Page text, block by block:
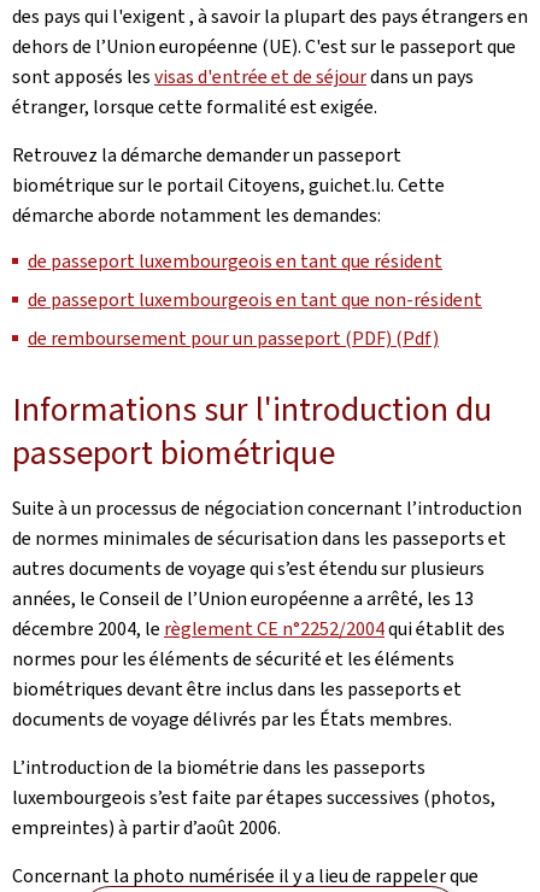
des pays qui l'exigent , à savoir la plupart des pays étrangers en
dehors de l’Union européenne (UE). C'est sur le passeport que
sont apposés lesvisas d'entrée et de séjourdans un pays
étranger, lorsque cette formalité est exigée.
Retrouvez la démarche demander un passeport
biométrique sur le portail Citoyens, guichet.lu. Cette
démarche aborde notamment les demandes:
de passeport luxembourgeois en tant que résident
de passeport luxembourgeois en tant que non-résident
de remboursement pour un passeport (PDF) (Pdf)
Informations sur l'introduction du
passeport biométrique
Suite à un processus de négociation concernant l’introduction
de normes minimales de sécurisation dans les passeports et
autres documents de voyage qui s’est étendu sur plusieurs
années, le Conseil de l’Union européenne a arrêté, les 13
décembre 2004, le règlement CE n°2252/2004qui établit des
normes pour les éléments de sécurité et les éléments
biométriques devant être inclus dans les passeports et
documents de voyage délivrés par les États membres.
L’introduction de la biométrie dans les passeports
luxembourgeois s’est faite par étapes successives (photos,
empreintes) à partir d’août 2006.
Concernant la photo numérisée il y a lieu de rappeler que